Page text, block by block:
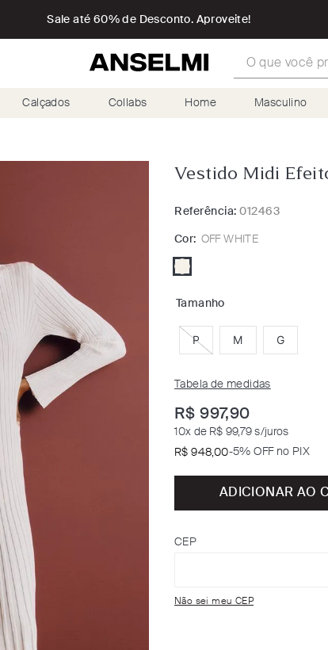
Sale até 60% de Desconto. Aproveite!
Calçados Collabs Home Masculino
Vestido Midi
Referência: 012463
Cor: OFF WHITE
Tamanho
P M G
Tabela de medidas
R$ 997,90
10x de R$ 99,79 s/juros
R$ 948,00-5% OFF no PIX
ADICIONAR AO
CEP
Não sei meu CEP